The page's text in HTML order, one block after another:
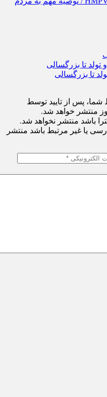
تا بزرگسالی
پس از تایید توسط
منتشر خواهد شد.
باشد منتشر نخواهد شد.
یا غیر مرتبط باشد منتشر